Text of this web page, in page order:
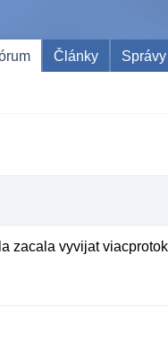
Články Správy
zacala vyvijat